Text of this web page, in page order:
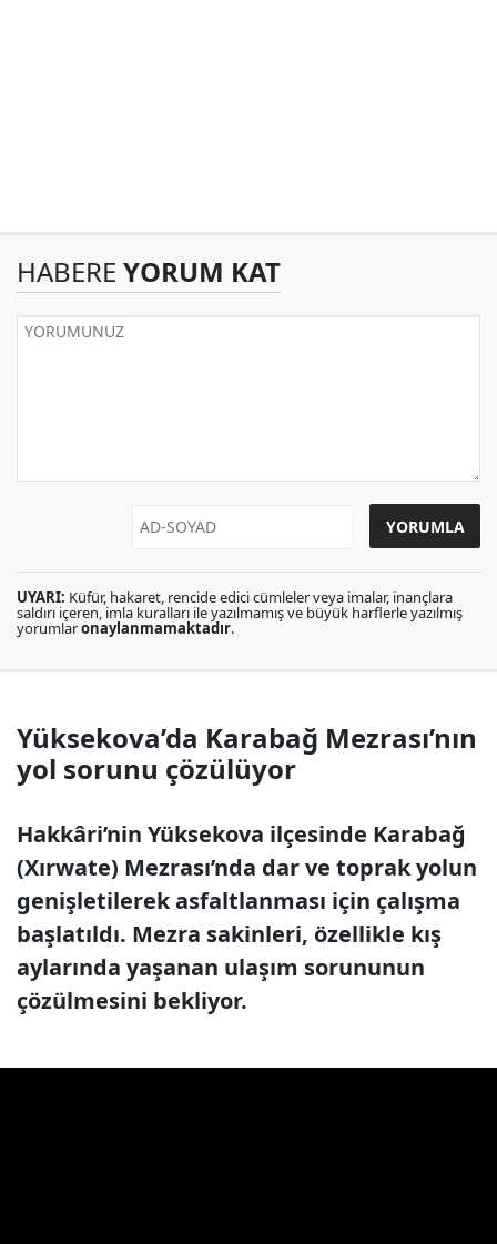
HABERE YORUM KAT
UYARI: Küfür, hakaret, rencide edici cümleler veya imalar, inançlara
saldırı içeren, imla kuralları ile yazılmamış ve büyük harflerle yazılmış
yorumlaronaylanmamaktadır.
Yüksekova’da Karabağ Mezrası’nın
yol sorunu çözülüyor
Hakkâri’nin Yüksekova ilçesinde Karabağ
(Xırwate) Mezrası’nda dar ve toprak yolun
genişletilerek asfaltlanması için çalışma
başlatıldı. Mezra sakinleri, özellikle kış
aylarında yaşanan ulaşım sorununun
çözülmesini bekliyor.